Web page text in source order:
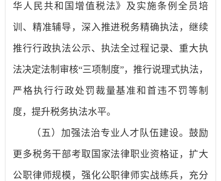
华人民共和国增值税法》及实施条例全员培
训、精准辅导，深入推进税务精确执法，继续
推行行政执法公示、执法全过程记录、重大执
法决定法制审核“三项制度”，推行说理式执法，
严格执行行政处罚裁量基准和首违不罚等制
度，提升税务执法水平。
（五）加强法治专业人才队伍建设。鼓励
更多税务干部考取国家法律职业资格证，扩大
公职律师规模，强化公职律师实战练兵，充分